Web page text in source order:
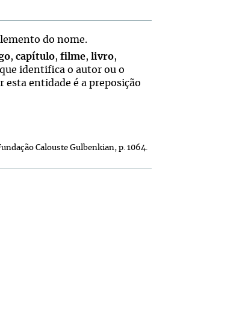
do nome.
, capítulo, filme, livro,
identifica o autor ou o
entidade é a preposição
Calouste Gulbenkian, p. 1064.